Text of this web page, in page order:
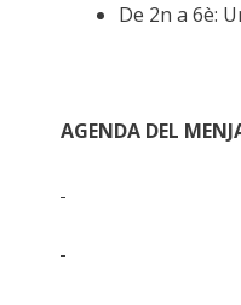
De 2n a 6è:
AGENDA DEL